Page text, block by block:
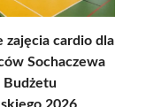
zajęcia cardio dla
Sochaczewa
Budżetu